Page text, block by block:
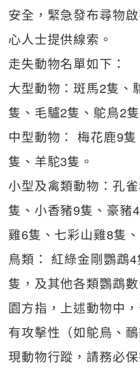
安全，緊急發布尋物
心人士提供線索。
走失動物名單如下：
大型動物：斑馬2隻、
隻、毛驢2隻、鴕鳥2
中型動物： 梅花鹿9
隻、羊駝3隻。
小型及禽類動物：孔
隻、小香豬9隻、豪豬
雞6隻、七彩山雞8隻
鳥類： 紅綠金剛鸚鵡
隻，及其他各類鸚鵡數
園方指，上述動物中
有攻擊性（如鴕鳥、
現動物行蹤，請務必